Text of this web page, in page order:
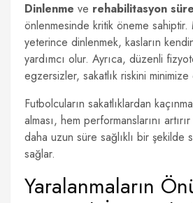
Dinlenme ve rehabilitasyon
önlenmesinde kritik öneme sahiptir.
yeterince dinlenmek, kasların
yardımcı olur. Ayrıca, düzenli
egzersizler, sakatlık riskini
Futbolcuların sakatlıklardan
alması, hem performanslarını
daha uzun süre sağlıklı bir şekilde
sağlar.
Yaralanmaların